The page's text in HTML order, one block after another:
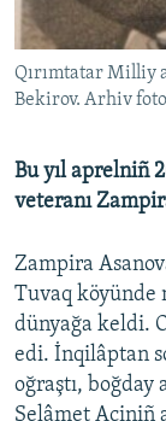
QOŞULIÑIZ!
Qırımtatar Milliy
Bekirov. Arhiv
Bu yıl aprelniñ
veteranı
Zampira
Tuvaq köyünde
dünyağa keldi.
edi. İnqilâptan
oğraştı, boğday
Selâmet Aciniñ